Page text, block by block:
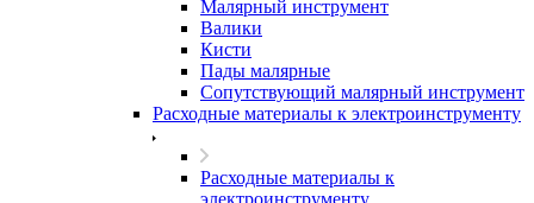
Малярный инструмент
Валики
Кисти
Пады малярные
Сопутствующий малярный инструмент
Расходные материалы к электроинструменту
Расходные материалы к
электроинструменту